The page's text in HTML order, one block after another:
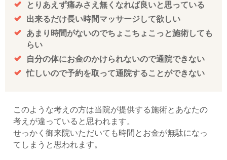
とりあえず痛みさえ無くなれば良いと思っている
出来るだけ長い時間マッサージして欲しい
あまり時間がないのでちょこちょこっと施術しても
らい
自分の体にお金のかけられないので通院できない
忙しいので予約を取って通院することができない
このような考えの方は当院が提供する施術とあなたの
考えが違っていると思われます。
せっかく御来院いただいても時間とお金が無駄になっ
てしまうと思われます。